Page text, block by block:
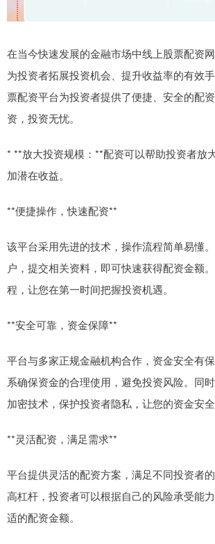
在当今快速发展的金融市场中线上股票配资
为投资者拓展投资机会、提升收益率的有效
票配资平台为投资者提供了便捷、安全的配
资，投资无忧。
* **放大投资规模：**配资可以帮助投资者放
加潜在收益。
**便捷操作，快速配资**
该平台采用先进的技术，操作流程简单易懂
户，提交相关资料，即可快速获得配资金额
程，让您在第一时间把握投资机遇。
**安全可靠，资金保障**
平台与多家正规金融机构合作，资金安全有
系确保资金的合理使用，避免投资风险。同
加密技术，保护投资者隐私，让您的资金安全
**灵活配资，满足需求**
平台提供灵活的配资方案，满足不同投资者
高杠杆，投资者可以根据自己的风险承受能
适的配资金额。